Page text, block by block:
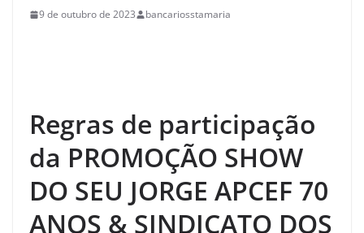
9 de outubro de 2023 bancariosstamaria
Regras de participação
da PROMOÇÃO SHOW
DO SEU JORGE APCEF 70
ANOS & SINDICATO DOS